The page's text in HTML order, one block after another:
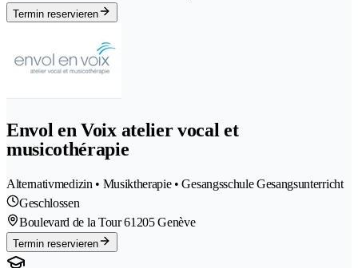
Termin reservieren
Envol en Voix atelier vocal et
musicothérapie
Alternativmedizin • Musiktherapie • Gesangsschule Gesangsunterricht
Geschlossen
Boulevard de la Tour 61205 Genève
Termin reservieren